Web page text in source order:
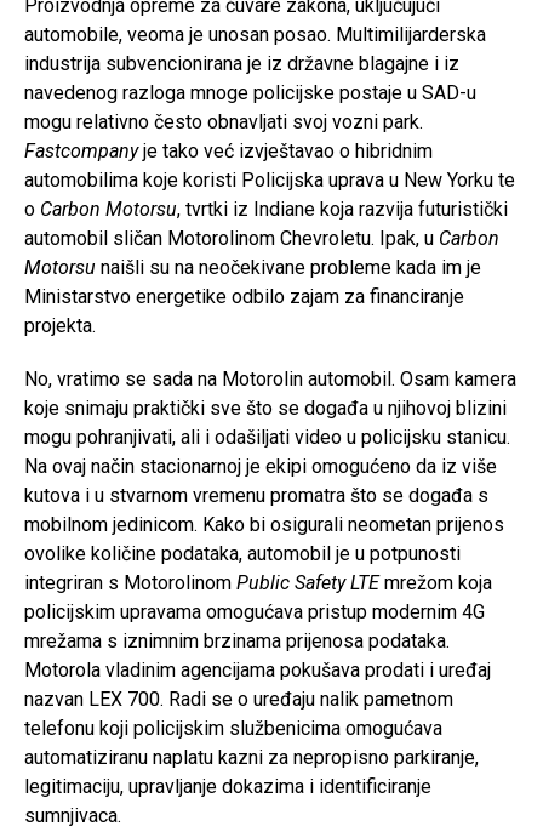
Proizvodnja opreme za čuvare zakona, uključujući
automobile, veoma je unosan posao. Multimilijarderska
industrija subvencionirana je iz državne blagajne i iz
navedenog razloga mnoge policijske postaje u SAD-u
mogu relativno često obnavljati svoj vozni park.
Fastcompanyje tako već izvještavao o hibridnim
automobilima koje koristi Policijska uprava u New Yorku te
o Carbon Motorsu, tvrtki iz Indiane koja razvija futuristički
automobil sličan Motorolinom Chevroletu. Ipak, u Carbon
Motorsu naišli su na neočekivane probleme kada im je
Ministarstvo energetike odbilo zajam za financiranje
projekta.
No, vratimo se sada na Motorolin automobil. Osam kamera
koje snimaju praktički sve što se događa u njihovoj blizini
mogu pohranjivati, ali i odašiljati video u policijsku stanicu.
Na ovaj način stacionarnoj je ekipi omogućeno da iz više
kutova i u stvarnom vremenu promatra što se događa s
mobilnom jedinicom. Kako bi osigurali neometan prijenos
ovolike količine podataka, automobil je u potpunosti
integriran s Motorolinom Public Safety LTEmrežom koja
policijskim upravama omogućava pristup modernim 4G
mrežama s iznimnim brzinama prijenosa podataka.
Motorola vladinim agencijama pokušava prodati i uređaj
nazvan LEX 700. Radi se o uređaju nalik pametnom
telefonu koji policijskim službenicima omogućava
automatiziranu naplatu kazni za nepropisno parkiranje,
legitimaciju, upravljanje dokazima i identificiranje
sumnjivaca.